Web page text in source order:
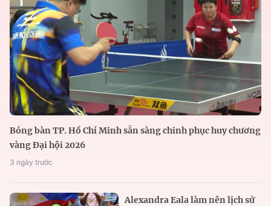
Bóng bàn TP. Hồ Chí Minh sẵn sàng chinh phục huy chương
vàng Đại hội 2026
3 ngày trước
Alexandra Eala làm nên lịch sử